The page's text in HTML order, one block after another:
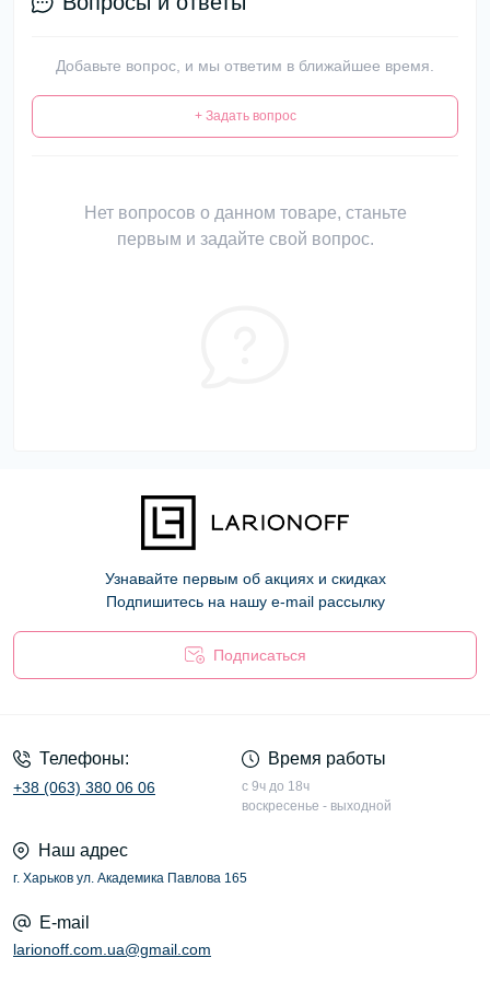
Добавьте вопрос, и мы ответим в ближайшее время.
+ Задать вопрос
Нет вопросов о данном товаре, станьте
первым и задайте свой вопрос.
Узнавайте первым об акциях и скидках
Подпишитесь на нашу e-mail рассылку
Подписаться
Телефоны:
+38 (063) 380 06 06
Время работы
с 9ч до 18ч
воскресенье - выходной
Наш адрес
г. Харьков ул. Академика Павлова 165
E-mail
larionoff.com.ua@gmail.com